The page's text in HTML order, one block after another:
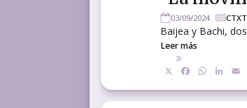
03/09/2024 CTXT
Baijea y Bachi,
Leer más
Facebook